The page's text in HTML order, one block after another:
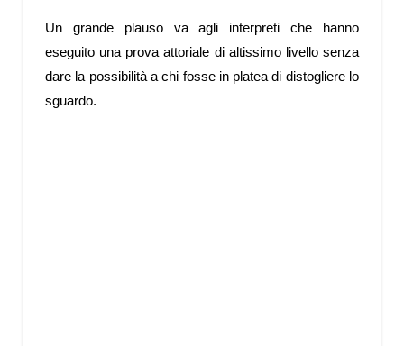
Un grande plauso va agli interpreti che hanno
eseguito una prova attoriale di altissimo livello senza
dare la possibilità a chi fosse in platea di distogliere lo
sguardo.